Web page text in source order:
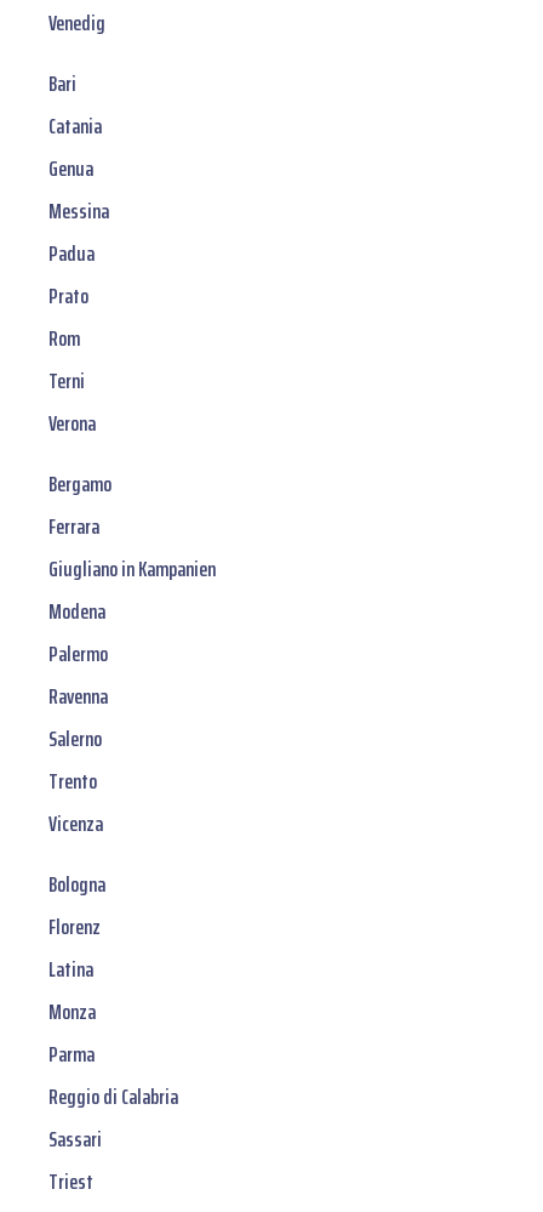
Venedig
Bari
Catania
Genua
Messina
Padua
Prato
Rom
Terni
Verona
Bergamo
Ferrara
Giugliano in Kampanien
Modena
Palermo
Ravenna
Salerno
Trento
Vicenza
Bologna
Florenz
Latina
Monza
Parma
Reggio di Calabria
Sassari
Triest